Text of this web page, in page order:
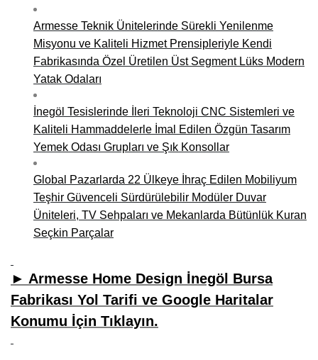
Armesse Teknik Ünitelerinde Sürekli Yenilenme
Misyonu ve Kaliteli Hizmet Prensipleriyle Kendi
Fabrikasında Özel Üretilen Üst Segment Lüks Modern
Yatak Odaları
İnegöl Tesislerinde İleri Teknoloji CNC Sistemleri ve
Kaliteli Hammaddelerle İmal Edilen Özgün Tasarım
Yemek Odası Grupları ve Şık Konsollar
Global Pazarlarda 22 Ülkeye İhraç Edilen Mobiliyum
Teşhir Güvenceli Sürdürülebilir Modüler Duvar
Üniteleri, TV Sehpaları ve Mekanlarda Bütünlük Kuran
Seçkin Parçalar
► Armesse Home Design İnegöl Bursa
Fabrikası Yol Tarifi ve Google Haritalar
Konumu İçin Tıklayın.